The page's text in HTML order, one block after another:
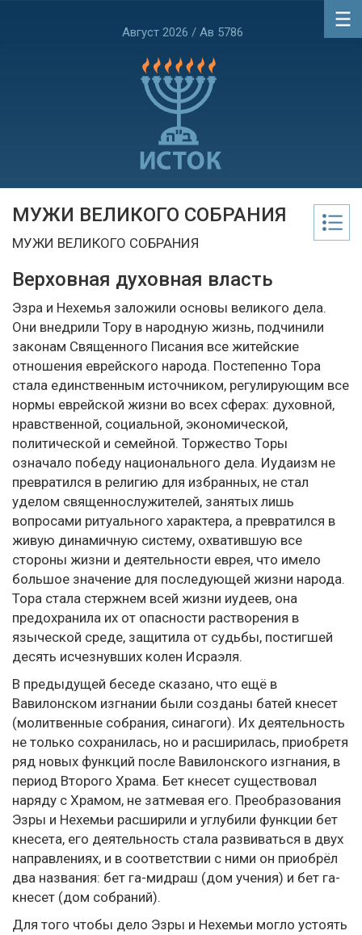
Август 2026 / Ав 5786
МУЖИ ВЕЛИКОГО СОБРАНИЯ
МУЖИ ВЕЛИКОГО СОБРАНИЯ
Верховная духовная власть
Эзра и Нехемья заложили основы великого дела.
Они внедрили Тору в народную жизнь, подчинили
законам Священного Писания все житейские
отношения еврейского народа. Постепенно Тора
стала единственным источником, регулирующим все
нормы еврейской жизни во всех сферах: духовной,
нравственной, социальной, экономической,
политической и семейной. Торжество Торы
означало победу национального дела. Иудаизм не
превратился в религию для избранных, не стал
уделом священнослужителей, занятых лишь
вопросами ритуального характера, а превратился в
живую динамичную систему, охватившую все
стороны жизни и деятельности еврея, что имело
большое значение для последующей жизни народа.
Тора стала стержнем всей жизни иудеев, она
предохранила их от опасности растворения в
языческой среде, защитила от судьбы, постигшей
десять исчезнувших колен Исраэля.
В предыдущей беседе сказано, что ещё в
Вавилонском изгнании были созданы батей кнесет
(молитвенные собрания, синагоги). Их деятельность
не только сохранилась, но и расширилась, приобретя
ряд новых функций после Вавилонского изгнания, в
период Второго Храма. Бет кнесет существовал
наряду с Храмом, не затмевая его. Преобразования
Эзры и Нехемьи расширили и углубили функции бет
кнесета, его деятельность стала развиваться в двух
направлениях, и в соответствии с ними он приобрёл
два названия: бет га-мидраш (дом учения) и бет га-
кнесет (дом собраний).
Для того чтобы дело Эзры и Нехемьи могло устоять